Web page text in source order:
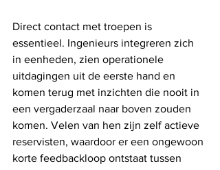
Direct contact met troepen is
essentieel. Ingenieurs integreren zich
in eenheden, zien operationele
uitdagingen uit de eerste hand en
komen terug met inzichten die nooit in
een vergaderzaal naar boven zouden
komen. Velen van hen zijn zelf actieve
reservisten, waardoor er een ongewoon
korte feedbackloop ontstaat tussen